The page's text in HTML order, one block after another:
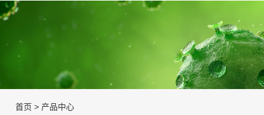
首页 > 产品中心